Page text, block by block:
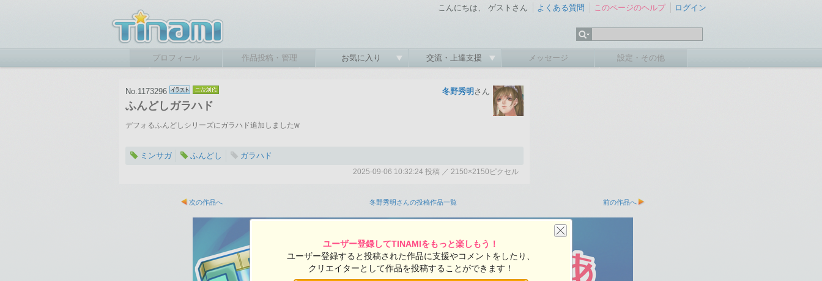
こんにちは、 ゲストさん よくある質問 このページのヘルプ ログイン
プロフィール 作品投稿・管理 お気に入り 交流・上達支援 メッセージ 設定・その他
No.1173296
ふんどしガラハド
冬野秀明 さん
デフォるふんどしシリーズにガラハド追加しましたw
ミンサガ ふんどし ガラハド
2025-09-06 10:32:24 投稿 ／ 2150×2150ピクセル
次の作品へ 冬野秀明さんの投稿作品一覧 前の作品へ
2150×2150ピクセル
ユーザー登録してTINAMIをもっと楽しもう！
ユーザー登録すると投稿された作品に支援やコメントをしたり、
クリエイターとして作品を投稿することができます！